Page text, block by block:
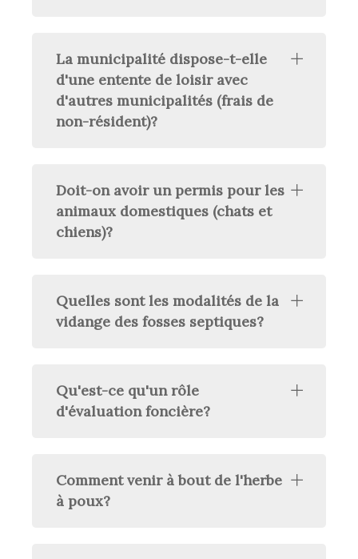
La municipalité dispose-t-elle
d'une entente de loisir avec
d'autres municipalités (frais de
non-résident)?
Doit-on avoir un permis pour les
animaux domestiques (chats et
chiens)?
Quelles sont les modalités de la
vidange des fosses septiques?
Qu'est-ce qu'un rôle
d'évaluation foncière?
Comment venir à bout de l'herbe
à poux?